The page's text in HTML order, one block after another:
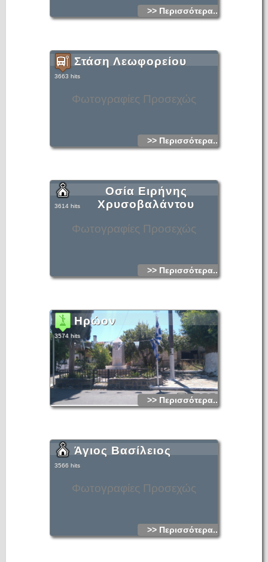
>> Περισσότερα...
Φωτογραφίες Προσεχώς
Στάση Λεωφορείου
3663 hits
>> Περισσότερα...
Φωτογραφίες Προσεχώς
Οσία Ειρήνης
Χρυσοβαλάντου
3614 hits
>> Περισσότερα...
Ηρώον
3574 hits
>> Περισσότερα...
Φωτογραφίες Προσεχώς
Άγιος Βασίλειος
3566 hits
>> Περισσότερα...